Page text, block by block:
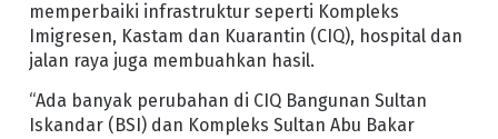
memperbaiki infrastruktur seperti Kompleks
Imigresen, Kastam dan Kuarantin (CIQ), hospital dan
jalan raya juga membuahkan hasil.
“Ada banyak perubahan di CIQ Bangunan Sultan
Iskandar (BSI) dan Kompleks Sultan Abu Bakar